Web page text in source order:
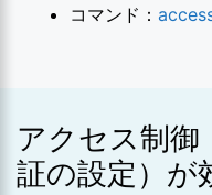
コマンド：
アクセス制御
証の設定）が